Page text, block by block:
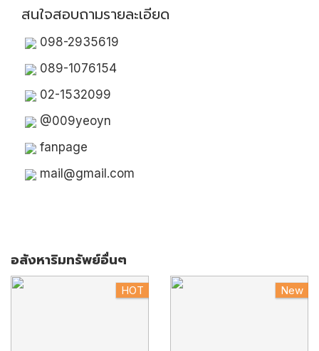
สนใจสอบถามรายละเอียด
098-2935619
089-1076154
02-1532099
@009yeoyn
fanpage
mail@gmail.com
อสังหาริมทรัพย์อื่นๆ
HOT New